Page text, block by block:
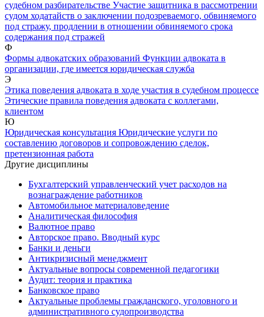
судебном разбирательстве Участие защитника в рассмотрении
судом ходатайств о заключении подозреваемого, обвиняемого
под стражу, продлении в отношении обвиняемого срока
содержания под стражей
Ф
Формы адвокатских образований Функции адвоката в
организации, где имеется юридическая служба
Э
Этика поведения адвоката в ходе участия в судебном процессе
Этические правила поведения адвоката с коллегами,
клиентом
Ю
Юридическая консультация Юридические услуги по
составлению договоров и сопровождению сделок,
претензионная работа
Другие дисциплины
Бухгалтерский управленческий учет расходов на
вознаграждение работников
Автомобильное материаловедение
Аналитическая философия
Валютное право
Авторское право. Вводный курс
Банки и деньги
Антикризисный менеджмент
Актуальные вопросы современной педагогики
Аудит: теория и практика
Банковское право
Актуальные проблемы гражданского, уголовного и
административного судопроизводства